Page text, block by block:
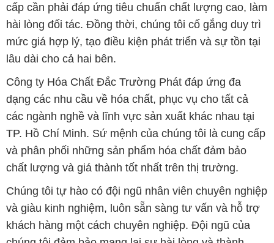
cấp cần phải đáp ứng tiêu chuẩn chất lượng cao, làm
hài lòng đối tác. Đồng thời, chúng tôi cố gắng duy trì
mức giá hợp lý, tạo điều kiện phát triển và sự tồn tại
lâu dài cho cả hai bên.
Công ty Hóa Chất Đắc Trường Phát đáp ứng đa
dạng các nhu cầu về hóa chất, phục vụ cho tất cả
các ngành nghề và lĩnh vực sản xuất khác nhau tại
TP. Hồ Chí Minh. Sứ mệnh của chúng tôi là cung cấp
và phân phối những sản phẩm hóa chất đảm bảo
chất lượng và giá thành tốt nhất trên thị trường.
Chúng tôi tự hào có đội ngũ nhân viên chuyên nghiệp
và giàu kinh nghiệm, luôn sẵn sàng tư vấn và hỗ trợ
khách hàng một cách chuyên nghiệp. Đội ngũ của